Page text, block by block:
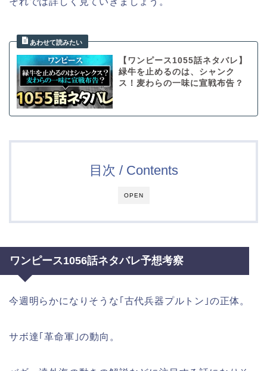
【ワンピース1055話ネタバレ】
緑牛を止めるのは、シャンク
ス！麦わらの一味に宣戦布告？
OPEN
目次 / Contents
ワンピース1056話ネタバレ予想考察
今週明らかになりそうな｢古代兵器プルトン｣の正体。
サボ達｢革命軍｣の動向。